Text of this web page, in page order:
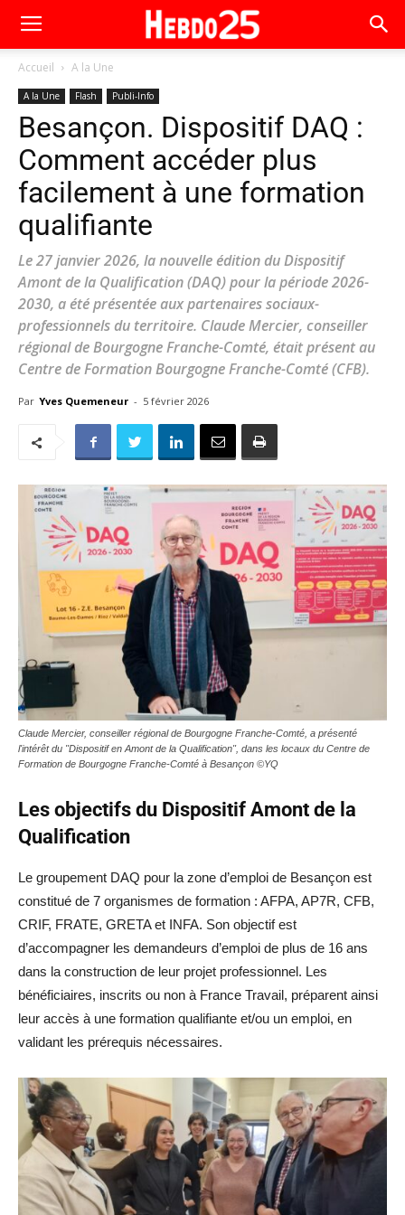
Accueil A la Une
A la Une Flash Publi-Info
Besançon. Dispositif DAQ :
Comment accéder plus
facilement à une formation
qualifiante
Le 27 janvier 2026, la nouvelle édition du Dispositif
Amont de la Qualification (DAQ) pour la période 2026-
2030, a été présentée aux partenaires sociaux-
professionnels du territoire. Claude Mercier, conseiller
régional de Bourgogne Franche-Comté, était présent au
Centre de Formation Bourgogne Franche-Comté (CFB).
Par Yves Quemeneur - 5 février 2026
Claude Mercier, conseiller régional de Bourgogne Franche-Comté, a présenté
l'intérêt du "Dispositif en Amont de la Qualification", dans les locaux du Centre de
Formation de Bourgogne Franche-Comté à Besançon ©YQ
Les objectifs du Dispositif Amont de la
Qualification
Le groupement DAQ pour la zone d’emploi de Besançon est
constitué de 7 organismes de formation : AFPA, AP7R, CFB,
CRIF, FRATE, GRETA et INFA. Son objectif est
d’accompagner les demandeurs d’emploi de plus de 16 ans
dans la construction de leur projet professionnel. Les
bénéficiaires, inscrits ou non à France Travail, préparent ainsi
leur accès à une formation qualifiante et/ou un emploi, en
validant les prérequis nécessaires.